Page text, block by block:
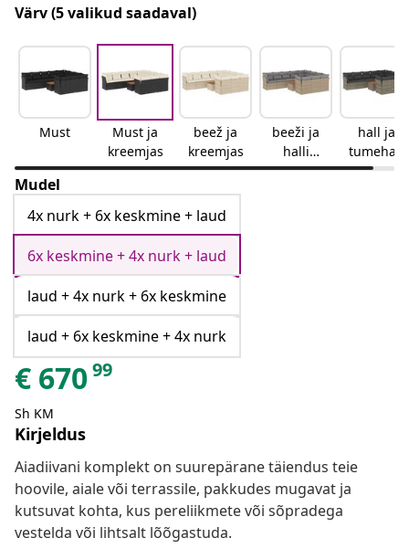
Värv(5 valikud saadaval)
Must
Must ja
kreemjas
beež ja
kreemjas
beeži ja
halli
segu
hall ja
tumehall
Mudel
4x nurk + 6x keskmine + laud
6x keskmine + 4x nurk + laud
laud + 4x nurk + 6x keskmine
laud + 6x keskmine + 4x nurk
€ 67099
Sh KM
Kirjeldus
Aiadiivani komplekt on suurepärane täiendus teie
hoovile, aiale või terrassile, pakkudes mugavat ja
kutsuvat kohta, kus pereliikmete või sõpradega
vestelda või lihtsalt lõõgastuda.